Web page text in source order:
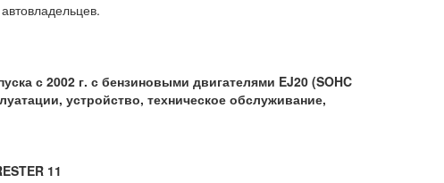
с 2002 г. с бензиновыми двигателями EJ20 (SOHC
устройство, техническое обслуживание,
11